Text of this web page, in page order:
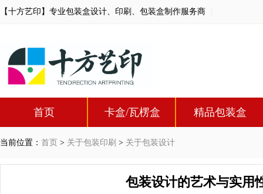
【十方艺印】专业包装盒设计、印刷、包装盒制作服务商
首页 卡盒/瓦楞盒 精品包装盒
当前位置： 首页 > 关于包装印刷 > 关于包装设计
包装设计的艺术与实用